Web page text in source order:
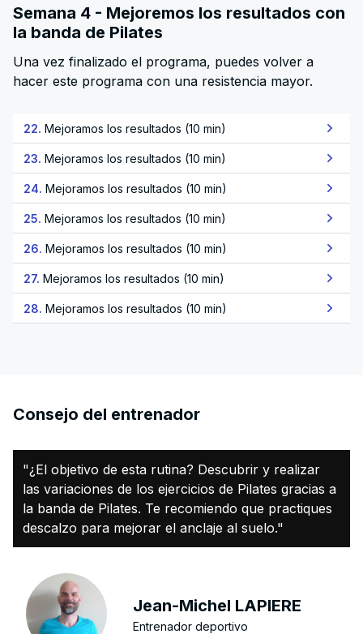
Semana 4 - Mejoremos los resultados con
la banda de Pilates
Una vez finalizado el programa, puedes volver a
hacer este programa con una resistencia mayor.
22. Mejoramos los resultados (10 min)
23. Mejoramos los resultados (10 min)
24. Mejoramos los resultados (10 min)
25. Mejoramos los resultados (10 min)
26. Mejoramos los resultados (10 min)
27. Mejoramos los resultados (10 min)
28. Mejoramos los resultados (10 min)
Consejo del entrenador
"¿El objetivo de esta rutina? Descubrir y realizar
las variaciones de los ejercicios de Pilates gracias a
la banda de Pilates. Te recomiendo que practiques
descalzo para mejorar el anclaje al suelo."
Jean-Michel LAPIERE
Entrenador deportivo